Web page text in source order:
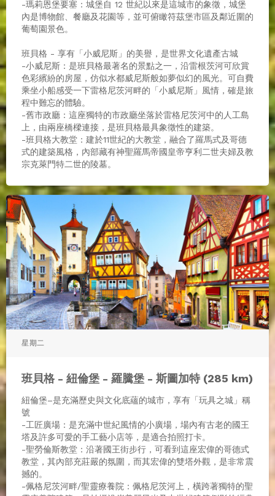
-瑪莉恩堡要塞：城堡自 12 世紀以來是這城市的象徵，城堡
內是博物館、餐廳及花園等，並可俯瞰符茲堡市區及鄰近圍的
葡萄園景色。
班貝格 - 享有「小威尼斯」的美譽，是世界文化遺產古城
-小威尼斯：是班貝格最著名的景點之一，沿雷根茨河可欣賞
色彩繽紛的房屋，仿似水都威尼斯般如夢似幻的風光。可自費
乘坐小船感受一下雷格尼茨河畔的「小威尼斯」風情，確是旅
程中難忘的體驗。
-舊市政廳：這座獨特的市政廳坐落於雷格尼茨河中的人工島
上，由兩座橋樑連接，是班貝格最具象徵性的建築。
-班貝格大教堂：建於11世紀的大教堂，融合了羅馬式及哥德
式的建築風格，內部藏有神聖羅馬帝國皇帝亨利二世夫婦及教
宗克萊門特二世的陵墓。
星期二
班貝格 - 紐倫堡 - 羅騰堡 - 斯圖加特 (285 km)
紐倫堡–是充滿歷史與文化底蘊的城市，享有「玩具之城」稱
號
-工匠廣場：是充滿中世紀風情的小廣場，場內有古老的國王
塔及許多可愛的手工藝小店等，是適合拍照打卡。
-聖勞倫斯教堂：沿著國王街步行，可看到這座宏偉的哥德式
教堂，其內部充莊嚴的氛圍，而其宏偉的雙塔外觀，是非常震
撼的。
-佩格尼茨河畔/聖靈療養院：佩格尼茨河上，橫跨著獨特的聖